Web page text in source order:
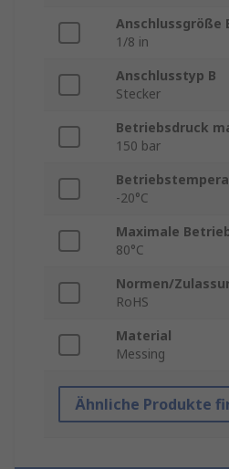
Anschlussgröße
1/8 in
Anschlusstyp B
Stecker
Betriebsdruck
150 bar
-20°C
Maximale
80°C
Normen/
RoHS
Material
Messing
Ähnliche Produkte